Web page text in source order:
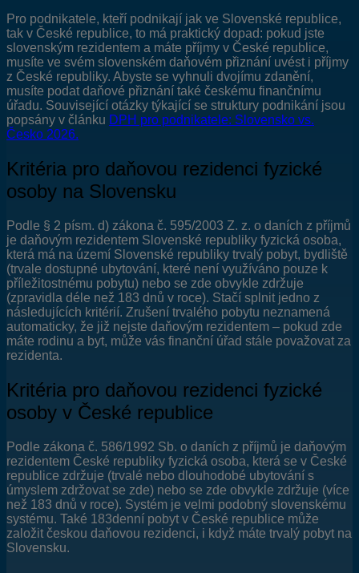
Pro podnikatele, kteří podnikají jak ve Slovenské republice,
tak v České republice, to má praktický dopad: pokud jste
slovenským rezidentem a máte příjmy v České republice,
musíte ve svém slovenském daňovém přiznání uvést i příjmy
z České republiky. Abyste se vyhnuli dvojímu zdanění,
musíte podat daňové přiznání také českému finančnímu
úřadu. Související otázky týkající se struktury podnikání jsou
popsány v článku DPH pro podnikatele: Slovensko vs.
Česko 2026.
Kritéria pro daňovou rezidenci fyzické
osoby na Slovensku
Podle § 2 písm. d) zákona č. 595/2003 Z. z. o daních z příjmů
je daňovým rezidentem Slovenské republiky fyzická osoba,
která má na území Slovenské republiky trvalý pobyt, bydliště
(trvale dostupné ubytování, které není využíváno pouze k
příležitostnému pobytu) nebo se zde obvykle zdržuje
(zpravidla déle než 183 dnů v roce). Stačí splnit jedno z
následujících kritérií. Zrušení trvalého pobytu neznamená
automaticky, že již nejste daňovým rezidentem – pokud zde
máte rodinu a byt, může vás finanční úřad stále považovat za
rezidenta.
Kritéria pro daňovou rezidenci fyzické
osoby v České republice
Podle zákona č. 586/1992 Sb. o daních z příjmů je daňovým
rezidentem České republiky fyzická osoba, která se v České
republice zdržuje (trvalé nebo dlouhodobé ubytování s
úmyslem zdržovat se zde) nebo se zde obvykle zdržuje (více
než 183 dnů v roce). Systém je velmi podobný slovenskému
systému. Také 183denní pobyt v České republice může
založit českou daňovou rezidenci, i když máte trvalý pobyt na
Slovensku.